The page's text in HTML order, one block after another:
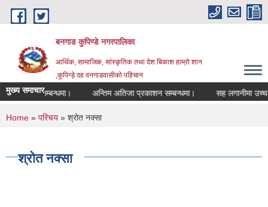
Skip to main content
बनगाड कुपिण्डे नगरपालिका
आर्थिक, सामाजिक, सांस्कृतिक तथा देश बिकाश हाम्रो शान
,कुपिन्ड़े दह वनगाडवासीको पहिचान
मुख्य समाचार
गरिएको सम्बन्धमा। अन्तिम अतिजा प्रकाशन सम्बन्धमा। सह लगानीमा उच्च
You are here
Home » परिचय » श्रोत नक्सा
श्रोत नक्सा